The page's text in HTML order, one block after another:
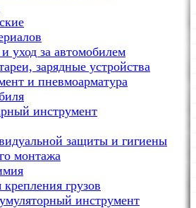
уход за автомобилем
зарядные устройства
и пневмоарматура
инструмент
защиты и гигиены
монтажа
грузов
инструмент